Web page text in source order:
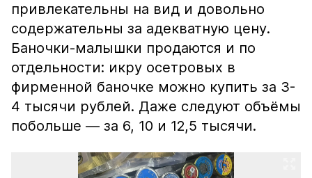
привлекательны на вид и довольно
содержательны за адекватную цену.
Баночки-малышки продаются и по
отдельности: икру осетровых в
фирменной баночке можно купить за 3-
4 тысячи рублей. Даже следуют объёмы
побольше — за 6, 10 и 12,5 тысячи.